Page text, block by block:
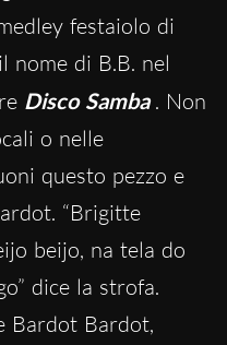
festaiolo di
nome di B.B. nel
Disco Samba . Non
o nelle
questo pezzo e
“Brigitte
beijo, na tela do
dice la strofa.
Bardot Bardot,